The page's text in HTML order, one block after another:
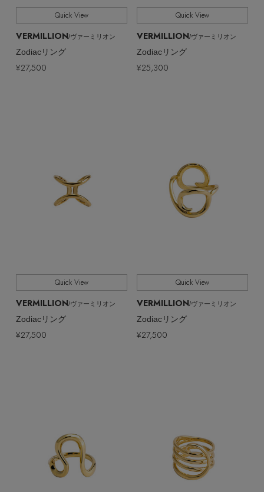
Quick View
VERMILLION/ヴァーミリオン
Zodiacリング
¥27,500
Quick View
VERMILLION/ヴァーミリオン
Zodiacリング
¥25,300
Quick View
VERMILLION/ヴァーミリオン
Zodiacリング
¥27,500
Quick View
VERMILLION/ヴァーミリオン
Zodiacリング
¥27,500